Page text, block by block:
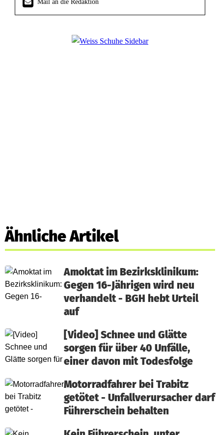
Mail an die Redaktion
Ähnliche Artikel
Amoktat im Bezirksklinikum:
Gegen 16-Jährigen wird neu
verhandelt - BGH hebt Urteil
auf
[Video] Schnee und Glätte
sorgen für über 40 Unfälle,
einer davon mit Todesfolge
Motorradfahrer bei Trabitz
getötet - Unfallverursacher darf
Führerschein behalten